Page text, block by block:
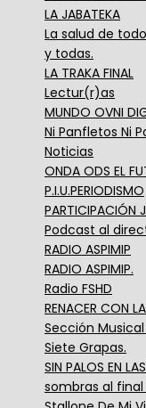
LA JABATEKA
La salud de
y todas.
LA TRAKA FINAL
Lectur(r)as
MUNDO OVNI
Ni Panfletos Ni
Noticias
ONDA ODS EL
P.I.U.PERIODISMO
PARTICIPACIÓN
Podcast al
RADIO ASPIMIP
RADIO ASPIMIP.
Radio FSHD
RENACER CON
Sección
Siete Grapas.
SIN PALOS EN
sombras al final